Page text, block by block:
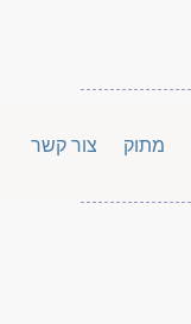
מתוק צור קשר